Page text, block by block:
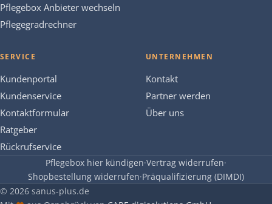
Pflegebox Anbieter wechseln
Pflegegradrechner
SERVICE
Kundenportal
Kundenservice
Kontaktformular
Ratgeber
Rückrufservice
UNTERNEHMEN
Kontakt
Partner werden
Über uns
Pflegebox hier kündigen·Vertrag widerrufen·
Shopbestellung widerrufen·Präqualifizierung (DIMDI)
© 2026 sanus-plus.de